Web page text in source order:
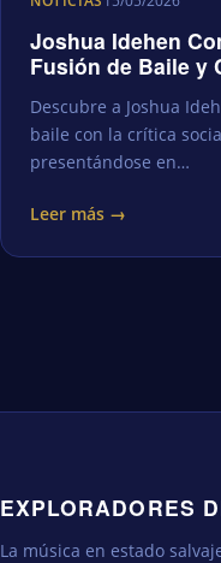
Joshua Idehen
Fusión de Baile y
Descubre a Joshua
baile con la crítica
presentándose en…
Leer más →
EXPLORADORES
La música en estado